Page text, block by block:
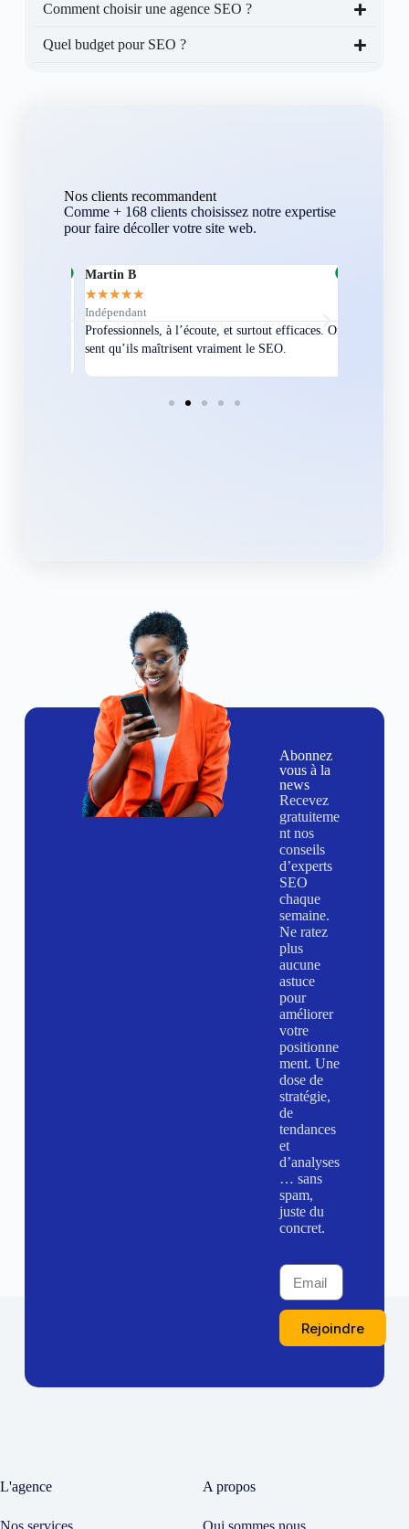
Comment choisir une agence SEO ?
Quel budget pour SEO ?
Nos clients recommandent
Comme + 168 clients choisissez notre expertise
pour faire décoller votre site web.
Martin B
★★★★
Indépendant
Professionnels, à l’écoute, et surtout efficaces. On
sent qu’ils maîtrisent vraiment le SEO.
Abonnez
vous à la
news
Recevez
gratuiteme
nt nos
conseils
d’experts
SEO
chaque
semaine.
Ne ratez
plus
aucune
astuce
pour
améliorer
votre
positionne
ment. Une
dose de
stratégie,
de
tendances
et
d’analyses
… sans
spam,
juste du
concret.
Rejoindre
L'agence A propos